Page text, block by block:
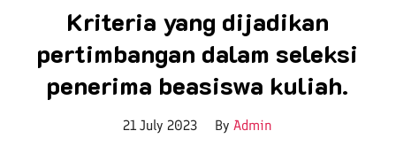
Kriteria yang dijadikan
pertimbangan dalam seleksi
penerima beasiswa kuliah.
21 July 2023 By Admin